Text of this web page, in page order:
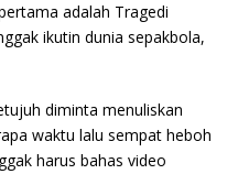
adalah Tragedi
ikutin dunia sepakbola,
diminta menuliskan
waktu lalu sempat heboh
harus bahas video